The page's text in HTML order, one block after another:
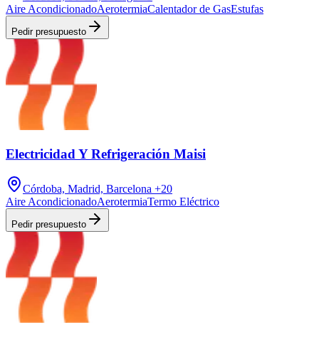
Aire AcondicionadoAerotermiaCalentador de GasEstufas
Pedir presupuesto
Electricidad Y Refrigeración Maisi
Córdoba, Madrid, Barcelona +20
Aire AcondicionadoAerotermiaTermo Eléctrico
Pedir presupuesto